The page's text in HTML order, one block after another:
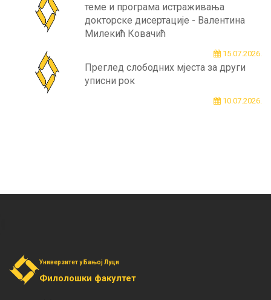
теме и програма истраживања
докторске дисертације - Валентина
Милекић Ковачић
15.07.2026.
Преглед слободних мјеста за други
уписни рок
10.07.2026.
Универзитет у Бањој Луци
Филолошки факултет